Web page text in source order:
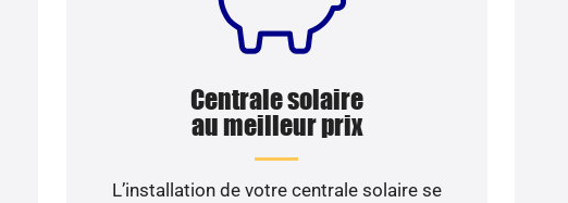
Centrale solaire
au meilleur prix
L’installation de votre centrale solaire se